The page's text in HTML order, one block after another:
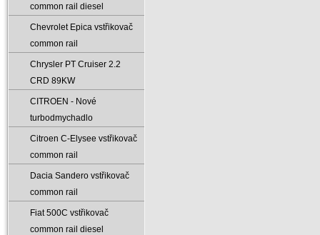
common rail diesel
Chevrolet Epica vstřikovač
common rail
Chrysler PT Cruiser 2.2
CRD 89KW
CITROEN - Nové
turbodmychadlo
Citroen C-Elysee vstřikovač
common rail
Dacia Sandero vstřikovač
common rail
Fiat 500C vstřikovač
common rail diesel